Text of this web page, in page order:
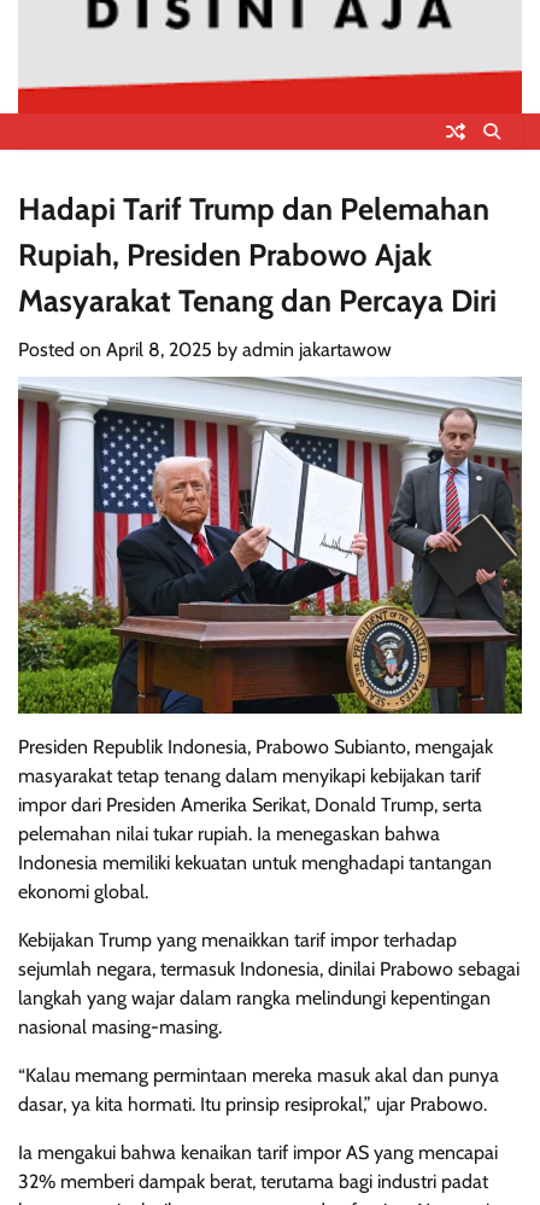
Hadapi Tarif Trump dan Pelemahan
Rupiah, Presiden Prabowo Ajak
Masyarakat Tenang dan Percaya Diri
Posted on April 8, 2025 by admin jakartawow
Presiden Republik Indonesia, Prabowo Subianto, mengajak
masyarakat tetap tenang dalam menyikapi kebijakan tarif
impor dari Presiden Amerika Serikat, Donald Trump, serta
pelemahan nilai tukar rupiah. Ia menegaskan bahwa
Indonesia memiliki kekuatan untuk menghadapi tantangan
ekonomi global.
Kebijakan Trump yang menaikkan tarif impor terhadap
sejumlah negara, termasuk Indonesia, dinilai Prabowo sebagai
langkah yang wajar dalam rangka melindungi kepentingan
nasional masing-masing.
“Kalau memang permintaan mereka masuk akal dan punya
dasar, ya kita hormati. Itu prinsip resiprokal,” ujar Prabowo.
Ia mengakui bahwa kenaikan tarif impor AS yang mencapai
32% memberi dampak berat, terutama bagi industri padat